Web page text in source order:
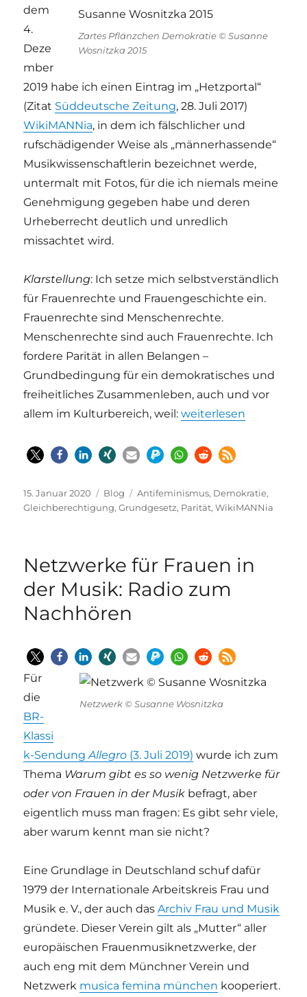
Zartes Pflänzchen Demokratie © Susanne
Wosnitzka 2015
dem
4.
Deze
mber
2019 habe ich einen Eintrag im „Hetzportal“
(Zitat Süddeutsche Zeitung, 28. Juli 2017)
WikiMANNia, in dem ich fälschlicher und
rufschädigender Weise als „männerhassende“
Musikwissenschaftlerin bezeichnet werde,
untermalt mit Fotos, für die ich niemals meine
Genehmigung gegeben habe und deren
Urheberrecht deutlich und unredlich
missachtet wird.
Klarstellung: Ich setze mich selbstverständlich
für Frauenrechte und Frauengeschichte ein.
Frauenrechte sind Menschenrechte.
Menschenrechte sind auch Frauenrechte. Ich
fordere Parität in allen Belangen –
Grundbedingung für ein demokratisches und
freiheitliches Zusammenleben, auch und vor
allem im Kulturbereich, weil:„In eigener Sache –
weiterlesen
Veröffentlicht
am
15. Januar 2020 Kategorien
Blog Schlagwörter
Antifeminismus, Demokratie,
Gleichberechtigung,Grundgesetz, Parität,WikiMANNia
Netzwerke für Frauen in
der Musik: Radio zum
Nachhören
Netzwerk © Susanne Wosnitzka
Für
die
BR-
Klassi
k-SendungAllegro (3. Juli 2019) wurde ich zum
Thema Warum gibt es so wenig Netzwerke für
oder von Frauen in der Musik befragt, aber
eigentlich muss man fragen: Es gibt sehr viele,
aber warum kennt man sie nicht?
Eine Grundlage in Deutschland schuf dafür
1979 der Internationale Arbeitskreis Frau und
Musik e. V., der auch dasArchiv Frau und Musik
gründete. Dieser Verein gilt als „Mutter“ aller
europäischen Frauenmusiknetzwerke, der
auch eng mit dem Münchner Verein und
Netzwerk musica femina münchen kooperiert.